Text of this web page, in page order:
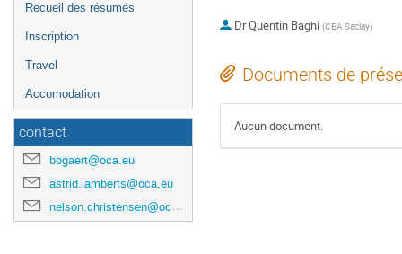
Recueil des résumés
Inscription
Travel
Accomodation
contact
bogaert@oca.eu
astrid.lamberts@oca.eu
nelson.christensen@oca.eu
DrQuentin Baghi (CEA Saclay)
Documents de
Aucun document.